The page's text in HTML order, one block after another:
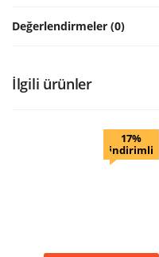
Değerlendirmeler (0)
İlgili ürünler
17%
indirimli